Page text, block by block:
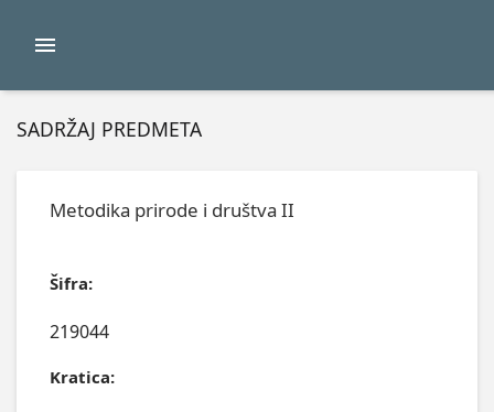
SADRŽAJ PREDMETA
Metodika prirode i društva II
Šifra:
219044
Kratica: